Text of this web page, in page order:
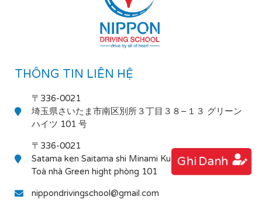
Ghi Danh
THÔNG TIN LIÊN HỆ
〒336-0021
埼玉県さいたま市南区別所３丁目３８−１３ グリーン
ハイツ 101 号
〒336-0021
Satama ken Saitama shi Minami Ku Bessho 3-38-13
Toà nhà Green hight phòng 101
nippondrivingschool@gmail.com